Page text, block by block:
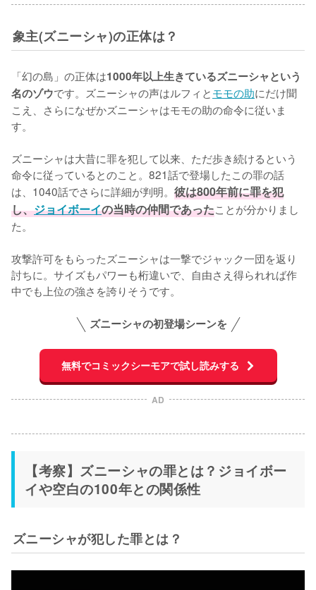
象主(ズニーシャ)の正体は？
「幻の島」の正体は1000年以上生きているズニーシャという
名のゾウです。ズニーシャの声はルフィとモモの助にだけ聞
こえ、さらになぜかズニーシャはモモの助の命令に従いま
す。
ズニーシャは大昔に罪を犯して以来、ただ歩き続けるという
命令に従っているとのこと。821話で登場したこの罪の話
は、1040話でさらに詳細が判明。 彼は800年前に罪を犯
し、ジョイボーイの当時の仲間であったことが分かりまし
た。
攻撃許可をもらったズニーシャは一撃でジャック一団を返り
討ちに。サイズもパワーも桁違いで、自由さえ得られれば作
中でも上位の強さを誇りそうです。
ズニーシャの初登場シーンを
無料でコミックシーモアで試し読みする
AD
【考察】ズニーシャの罪とは？ジョイボー
イや空白の100年との関係性
ズニーシャが犯した罪とは？